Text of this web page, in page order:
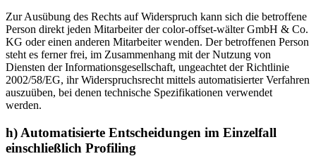
Zur Ausübung des Rechts auf Widerspruch kann sich die betroffene
Person direkt jeden Mitarbeiter der color-offset-wälter GmbH & Co.
KG oder einen anderen Mitarbeiter wenden. Der betroffenen Person
steht es ferner frei, im Zusammenhang mit der Nutzung von
Diensten der Informationsgesellschaft, ungeachtet der Richtlinie
2002/58/EG, ihr Widerspruchsrecht mittels automatisierter Verfahren
auszuüben, bei denen technische Spezifikationen verwendet
werden.
h) Automatisierte Entscheidungen im Einzelfall
einschließlich Profiling